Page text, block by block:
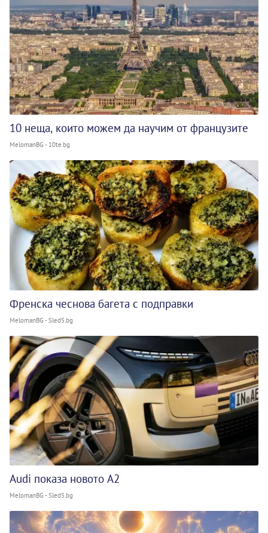
10 неща, които можем да научим от французите
MelomanBG - 10te.bg
Френска чеснова багета с подправки
MelomanBG - Sled5.bg
Audi показа новото A2
MelomanBG - Sled5.bg